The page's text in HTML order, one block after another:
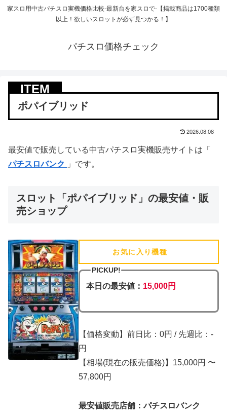
家スロ用中古パチスロ実機価格比較-最新台を家スロで-【掲載商品は1700種類
以上！欲しいスロットが必ず見つかる！】
パチスロ価格チェック
ポパイブリッド
2026.08.08
最安値で販売している中古パチスロ実機販売サイトは「
パチスロバンク
」です。
スロット「ポパイブリッド」の最安値・販
売ショップ
お気に入り機種
PICKUP!
本日の最安値： 15,000円
【価格変動】前日比：0円 / 先週比：-
円
【相場(現在の販売価格)】15,000円 〜
57,800円
最安値販売店舗：パチスロバンク